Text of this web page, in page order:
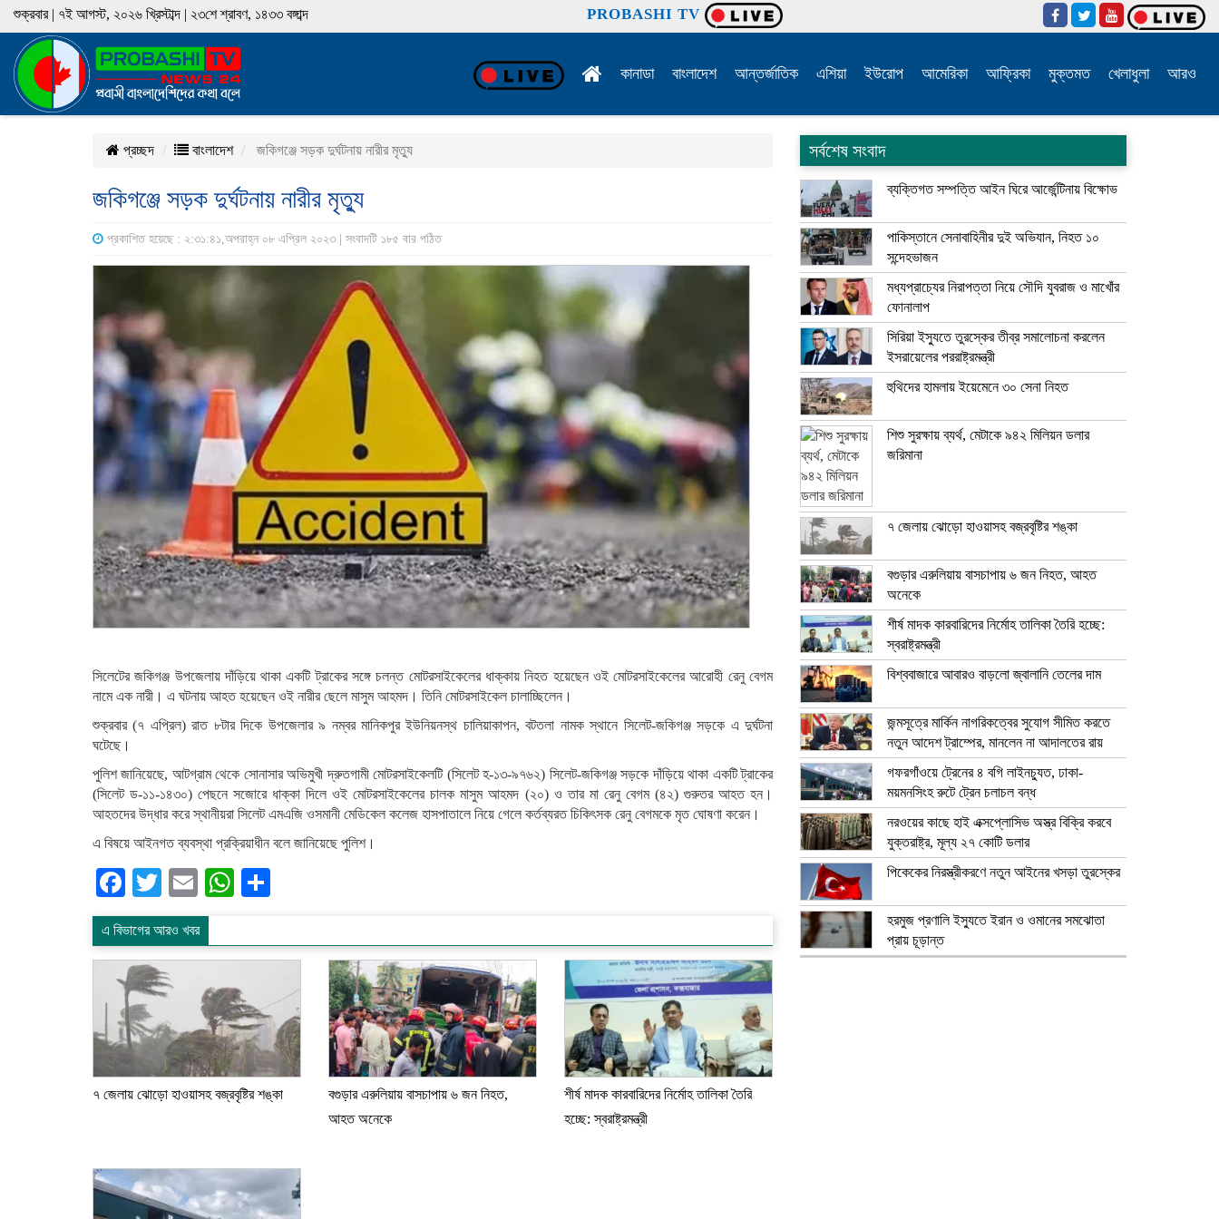
শুক্রবার | ৭ই আগস্ট, ২০২৬ খ্রিস্টাব্দ | ২৩শে শ্রাবণ, ১৪৩৩ বঙ্গাব্দ PROBASHI TV
কানাডা বাংলাদেশ আন্তর্জাতিক এশিয়া ইউরোপ আমেরিকা আফ্রিকা মুক্তমত খেলাধুলা আরও
প্রচ্ছদ বাংলাদেশ জকিগঞ্জে সড়ক দুর্ঘটনায় নারীর মৃত্যু
জকিগঞ্জে সড়ক দুর্ঘটনায় নারীর মৃত্যু
প্রকাশিত হয়েছে : ২:৩১:৪১,অপরাহ্ন ০৮ এপ্রিল ২০২৩ | সংবাদটি ১৮৫ বার পঠিত
সিলেটের জকিগঞ্জ উপজেলায় দাঁড়িয়ে থাকা একটি ট্রাকের সঙ্গে চলন্ত মোটরসাইকেলের ধাক্কায় নিহত হয়েছেন ওই মোটরসাইকেলের আরোহী রেনু বেগম
নামে এক নারী। এ ঘটনায় আহত হয়েছেন ওই নারীর ছেলে মাসুম আহমদ। তিনি মোটরসাইকেল চালাচ্ছিলেন।
শুক্রবার (৭ এপ্রিল) রাত ৮টার দিকে উপজেলার ৯ নম্বর মানিকপুর ইউনিয়নস্থ চালিয়াকাপন, বটতলা নামক স্থানে সিলেট-জকিগঞ্জ সড়কে এ দুর্ঘটনা
ঘটেছে।
পুলিশ জানিয়েছে, আটগ্রাম থেকে সোনাসার অভিমুখী দ্রুতগামী মোটরসাইকেলটি (সিলেট হ-১৩-৯৭৬২) সিলেট-জকিগঞ্জ সড়কে দাঁড়িয়ে থাকা একটি ট্রাকের
(সিলেট ড-১১-১৪৩০) পেছনে সজোরে ধাক্কা দিলে ওই মোটরসাইকেলের চালক মাসুম আহমদ (২০) ও তার মা রেনু বেগম (৪২) গুরুতর আহত হন।
আহতদের উদ্ধার করে স্থানীয়রা সিলেট এমএজি ওসমানী মেডিকেল কলেজ হাসপাতালে নিয়ে গেলে কর্তব্যরত চিকিৎসক রেনু বেগমকে মৃত ঘোষণা করেন।
এ বিষয়ে আইনগত ব্যবস্থা প্রক্রিয়াধীন বলে জানিয়েছে পুলিশ।
Facebook
Twitter
EmailWhatsApp
এ বিভাগের আরও খবর
৭ জেলায় ঝোড়ো হাওয়াসহ বজ্রবৃষ্টির শঙ্কা
বগুড়ার এরুলিয়ায় বাসচাপায় ৬ জন নিহত,
আহত অনেকে
শীর্ষ মাদক কারবারিদের নির্মোহ তালিকা তৈরি
হচ্ছে: স্বরাষ্ট্রমন্ত্রী
সর্বশেষ সংবাদ
ব্যক্তিগত সম্পত্তি আইন ঘিরে আর্জেন্টিনায় বিক্ষোভ
পাকিস্তানে সেনাবাহিনীর দুই অভিযান, নিহত ১০
সন্দেহভাজন
মধ্যপ্রাচ্যের নিরাপত্তা নিয়ে সৌদি যুবরাজ ও মাখোঁর
ফোনালাপ
সিরিয়া ইস্যুতে তুরস্কের তীব্র সমালোচনা করলেন
ইসরায়েলের পররাষ্ট্রমন্ত্রী
হুথিদের হামলায় ইয়েমেনে ৩০ সেনা নিহত
শিশু সুরক্ষায় ব্যর্থ, মেটাকে ৯৪২ মিলিয়ন ডলার
জরিমানা
৭ জেলায় ঝোড়ো হাওয়াসহ বজ্রবৃষ্টির শঙ্কা
বগুড়ার এরুলিয়ায় বাসচাপায় ৬ জন নিহত, আহত
অনেকে
শীর্ষ মাদক কারবারিদের নির্মোহ তালিকা তৈরি হচ্ছে:
স্বরাষ্ট্রমন্ত্রী
বিশ্ববাজারে আবারও বাড়লো জ্বালানি তেলের দাম
জন্মসূত্রে মার্কিন নাগরিকত্বের সুযোগ সীমিত করতে
নতুন আদেশ ট্রাম্পের, মানলেন না আদালতের রায়
গফরগাঁওয়ে ট্রেনের ৪ বগি লাইনচ্যুত, ঢাকা-
ময়মনসিংহ রুটে ট্রেন চলাচল বন্ধ
নরওয়ের কাছে হাই এক্সপ্লোসিভ অস্ত্র বিক্রি করবে
যুক্তরাষ্ট্র, মূল্য ২৭ কোটি ডলার
পিকেকের নিরস্ত্রীকরণে নতুন আইনের খসড়া তুরস্কের
হরমুজ প্রণালি ইস্যুতে ইরান ও ওমানের সমঝোতা
প্রায় চূড়ান্ত